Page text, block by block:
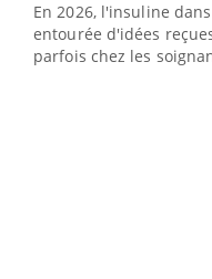
En 2026, l'insuline
entourée d'idées
parfois chez les